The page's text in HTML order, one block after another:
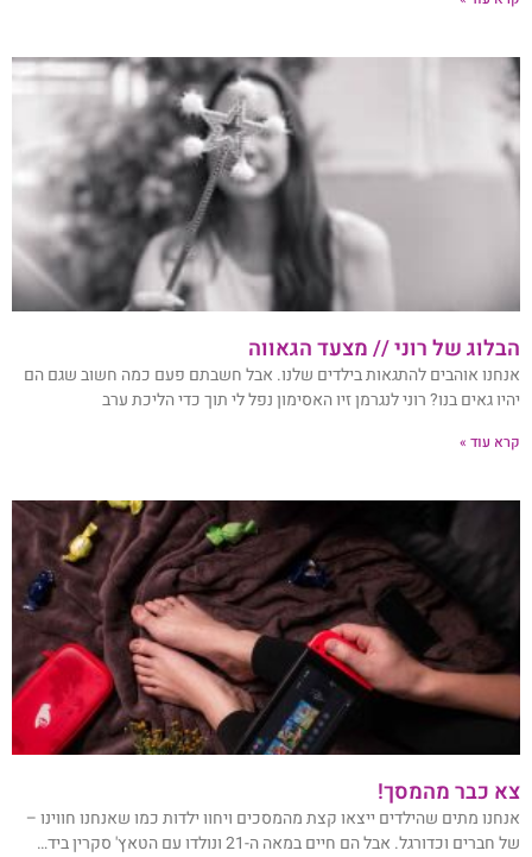
הבלוג של רוני // מצעד הגאווה
אנחנו אוהבים להתגאות בילדים שלנו. אבל חשבתם פעם כמה חשוב שגם הם
יהיו גאים בנו? רוני לנגרמן זיו האסימון נפל לי תוך כדי הליכת ערב
קרא עוד »
צא כבר מהמסך!
אנחנו מתים שהילדים ייצאו קצת מהמסכים ויחוו ילדות כמו שאנחנו חווינו –
של חברים וכדורגל. אבל הם חיים במאה ה-21 ונולדו עם הטאץ' סקרין ביד…